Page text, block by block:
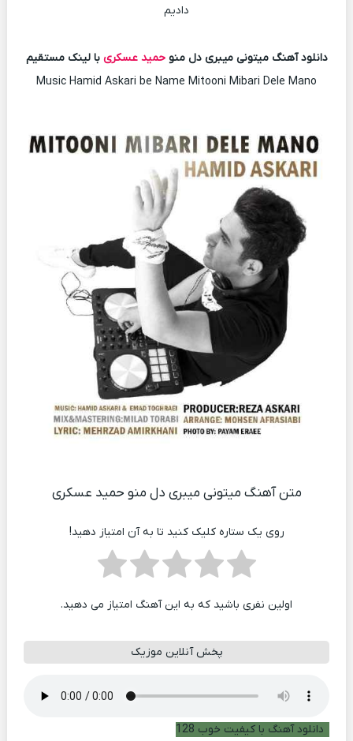
دادیم
دانلود آهنگ میتونی میبری دل منوحمید عسکری با لینک مستقیم
Music Hamid Askari be Name Mitooni Mibari Dele Mano
متن آهنگ میتونی میبری دل منو حمید عسکری
روی یک ستاره کلیک کنید تا به آن امتیاز دهید!
اولین نفری باشید که به این آهنگ امتیاز می دهید.
پخش آنلاین موزیک
دانلود آهنگ با کیفیت خوب 128